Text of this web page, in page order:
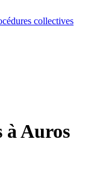
collectives
à Auros